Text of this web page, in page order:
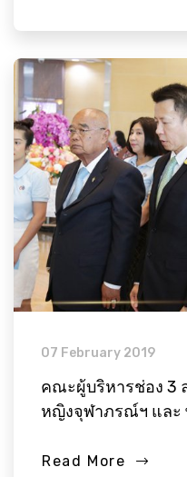
07 February 2019
คณะผู้บริหารช่อง 3
หญิงจุฬาภรณ์ฯ และ
Read More